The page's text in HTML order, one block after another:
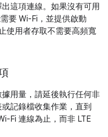
這項連線。如果沒有可用
要 Wi-Fi，並提供啟動
使用者存取不需要高頻寬
用量，請延後執行任何非
記錄檔收集作業，直到
Fi 連線為止，而非 LTE